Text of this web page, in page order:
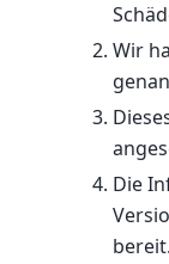
Wir
Die
bereit.